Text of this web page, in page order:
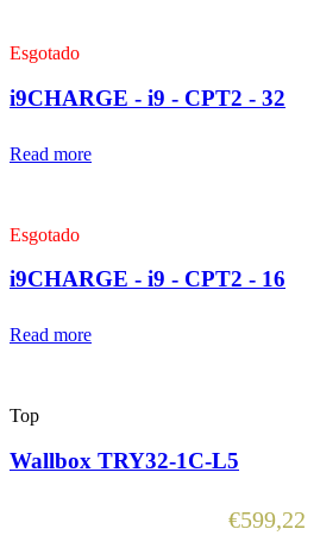
Esgotado
i9CHARGE - i9 - CPT2 - 32
Read more
Esgotado
i9CHARGE - i9 - CPT2 - 16
Read more
Top
Wallbox TRY32-1C-L5
€599,22